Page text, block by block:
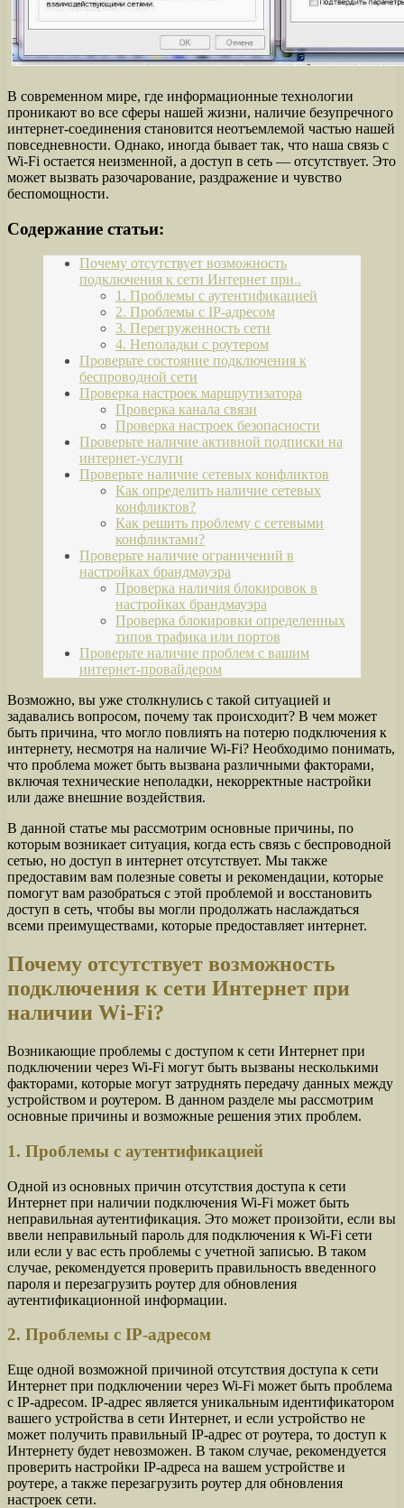
В современном мире, где информационные технологии
проникают во все сферы нашей жизни, наличие безупречного
интернет-соединения становится неотъемлемой частью нашей
повседневности. Однако, иногда бывает так, что наша связь с
Wi-Fi остается неизменной, а доступ в сеть — отсутствует. Это
может вызвать разочарование, раздражение и чувство
беспомощности.
Содержание статьи:
Почему отсутствует возможность
подключения к сети Интернет при..
1. Проблемы с аутентификацией
2. Проблемы с IP-адресом
3. Перегруженность сети
4. Неполадки с роутером
Проверьте состояние подключения к
беспроводной сети
Проверка настроек маршрутизатора
Проверка канала связи
Проверка настроек безопасности
Проверьте наличие активной подписки на
интернет-услуги
Проверьте наличие сетевых конфликтов
Как определить наличие сетевых
конфликтов?
Как решить проблему с сетевыми
конфликтами?
Проверьте наличие ограничений в
настройках брандмауэра
Проверка наличия блокировок в
настройках брандмауэра
Проверка блокировки определенных
типов трафика или портов
Проверьте наличие проблем с вашим
интернет-провайдером
Возможно, вы уже столкнулись с такой ситуацией и
задавались вопросом, почему так происходит? В чем может
быть причина, что могло повлиять на потерю подключения к
интернету, несмотря на наличие Wi-Fi? Необходимо понимать,
что проблема может быть вызвана различными факторами,
включая технические неполадки, некорректные настройки
или даже внешние воздействия.
В данной статье мы рассмотрим основные причины, по
которым возникает ситуация, когда есть связь с беспроводной
сетью, но доступ в интернет отсутствует. Мы также
предоставим вам полезные советы и рекомендации, которые
помогут вам разобраться с этой проблемой и восстановить
доступ в сеть, чтобы вы могли продолжать наслаждаться
всеми преимуществами, которые предоставляет интернет.
Почему отсутствует возможность
подключения к сети Интернет при
наличии Wi-Fi?
Возникающие проблемы с доступом к сети Интернет при
подключении через Wi-Fi могут быть вызваны несколькими
факторами, которые могут затруднять передачу данных между
устройством и роутером. В данном разделе мы рассмотрим
основные причины и возможные решения этих проблем.
1. Проблемы с аутентификацией
Одной из основных причин отсутствия доступа к сети
Интернет при наличии подключения Wi-Fi может быть
неправильная аутентификация. Это может произойти, если вы
ввели неправильный пароль для подключения к Wi-Fi сети
или если у вас есть проблемы с учетной записью. В таком
случае, рекомендуется проверить правильность введенного
пароля и перезагрузить роутер для обновления
аутентификационной информации.
2. Проблемы с IP-адресом
Еще одной возможной причиной отсутствия доступа к сети
Интернет при подключении через Wi-Fi может быть проблема
с IP-адресом. IP-адрес является уникальным идентификатором
вашего устройства в сети Интернет, и если устройство не
может получить правильный IP-адрес от роутера, то доступ к
Интернету будет невозможен. В таком случае, рекомендуется
проверить настройки IP-адреса на вашем устройстве и
роутере, а также перезагрузить роутер для обновления
настроек сети.